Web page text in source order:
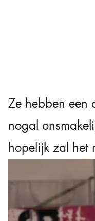
Ze hebben een
nogal
hopelijk zal het